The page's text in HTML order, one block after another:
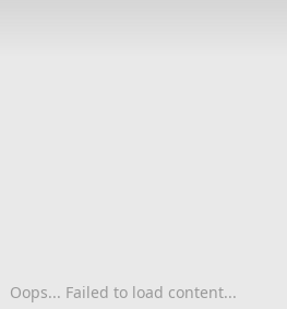
Oops... Failed to load content...